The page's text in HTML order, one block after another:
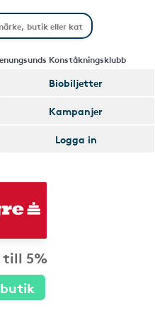
Konståkningsklubb
Biobiljetter
Kampanjer
Logga in
till 5%